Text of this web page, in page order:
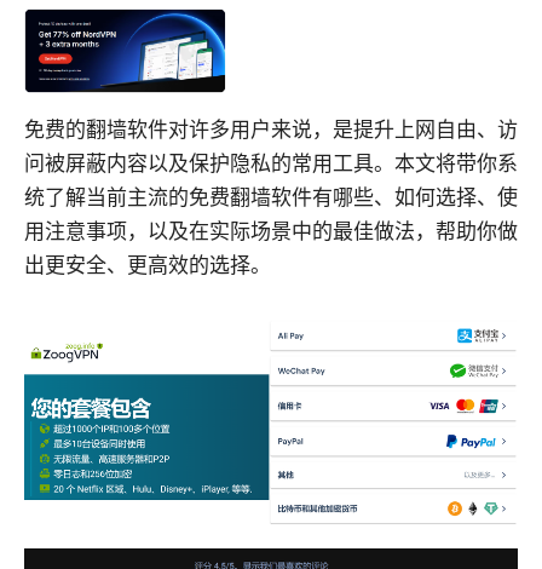
免费的翻墙软件对许多用户来说，是提升上网自由、访
问被屏蔽内容以及保护隐私的常用工具。本文将带你系
统了解当前主流的免费翻墙软件有哪些、如何选择、使
用注意事项，以及在实际场景中的最佳做法，帮助你做
出更安全、更高效的选择。